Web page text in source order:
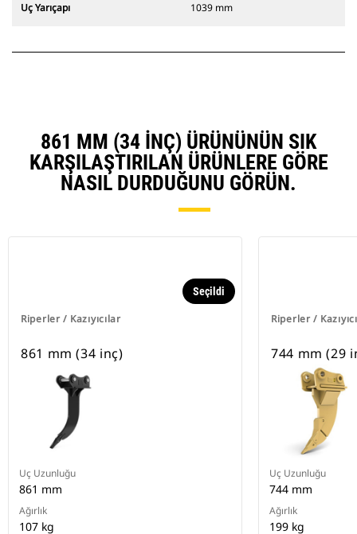
Uç Yarıçapı 1039 mm
861 MM (34 INÇ) ÜRÜNÜNÜN SIK
KARŞILAŞTIRILAN ÜRÜNLERE GÖRE
NASIL DURDUĞUNU GÖRÜN.
Riperler / Kazıyıcılar
Seçildi
861 mm (34 inç)
Uç Uzunluğu
861 mm
Ağırlık
107 kg
Riperler /
744 mm (29
Uç Uzunluğu
744 mm
Ağırlık
199 kg